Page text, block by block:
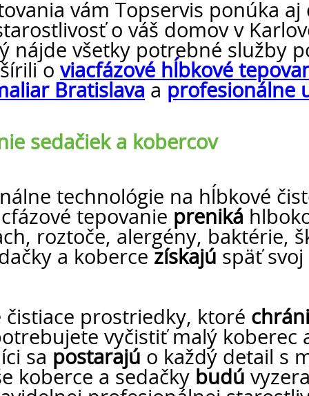
vám Topservis ponúka aj
o váš domov v
nájde všetky potrebné služby
oviacfázové hĺbkové
Bratislava a profesionálne
sedačiek a kobercov
technológie na hĺbkové
tepovanie preniká
roztoče, alergény, baktérie,
a koberce získajú späť
prostriedky, ktoré
vyčistiť malý koberec
sa postarajú o každý detail s
koberce a sedačky budú